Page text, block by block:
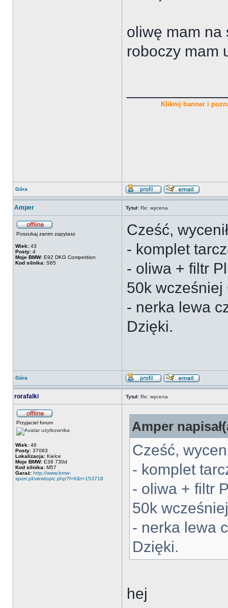
oliwę mam na
roboczy mam
Kliknij banner i
Góra
Amper Tytuł: Re: wycena
Poszukaj zanim zapytasz
Wiek: 43
Posty: 4
Moje BMW: E92 DKG Competition
Kod silnika: S65
Cześć,
- komplet
- oliwa + filtr
50k wcześniej
- nerka lewa
Dzięki.
Góra
rorafalki Tytuł: Re: wycena
Przyjaciel forum
Wiek: 46
Posty: 37083
Lokalizacja: Kielce
Moje BMW: E38 730d
Kod silnika: M57
Garaż: http://www.bmw-
sport.pl/viewtopic.php?f=6&t=153718
Amper
Cześć,
- komplet
- oliwa + filtr
50k
- nerka lewa
Dzięki.
hej